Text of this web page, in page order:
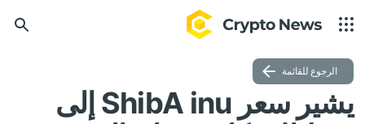
الرجوع للقائمة
يشير سعر ShibA inu إلى